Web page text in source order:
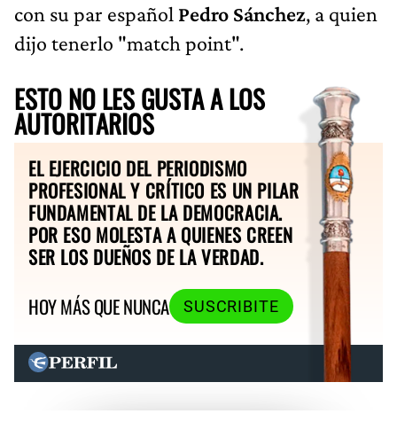
con su par español Pedro Sánchez, a quien
dijo tenerlo "match point".
ESTO NO LES GUSTA A LOS
AUTORITARIOS
EL EJERCICIO DEL PERIODISMO
PROFESIONAL Y CRÍTICO ES UN PILAR
FUNDAMENTAL DE LA DEMOCRACIA.
POR ESO MOLESTA A QUIENES CREEN
SER LOS DUEÑOS DE LA VERDAD.
HOY MÁS QUE NUNCA
SUSCRIBITE